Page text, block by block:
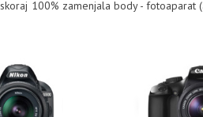
100% zamenjala body - fotoaparat